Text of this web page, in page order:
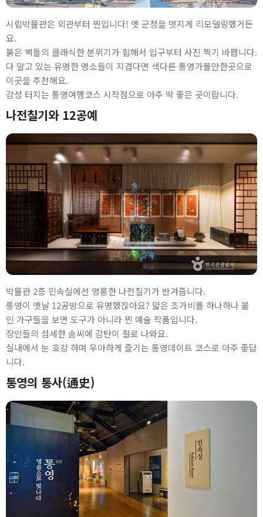
시립박물관은 외관부터 찐입니다! 옛 군청을 멋지게 리모델링했거든
요.
붉은 벽돌의 클래식한 분위기가 힙해서 입구부터 사진 찍기 바쁩니다.
다 알고 있는 유명한 명소들이 지겹다면 색다른 통영가볼만한곳으로
이곳을 추천해요.
감성 터지는 통영여행코스 시작점으로 아주 딱 좋은 곳이랍니다.
나전칠기와 12공예
박물관 2층 민속실에선 영롱한 나전칠기가 반겨줍니다.
통영이 옛날 12공방으로 유명했잖아요? 얇은 조가비를 하나하나 붙
인 가구들을 보면 도구가 아니라 찐 예술 작품입니다.
장인들의 섬세한 솜씨에 감탄이 절로 나와요.
실내에서 눈 호강 하며 우아하게 즐기는 통영데이트 코스로 아주 좋답
니다.
통영의 통사(通史)